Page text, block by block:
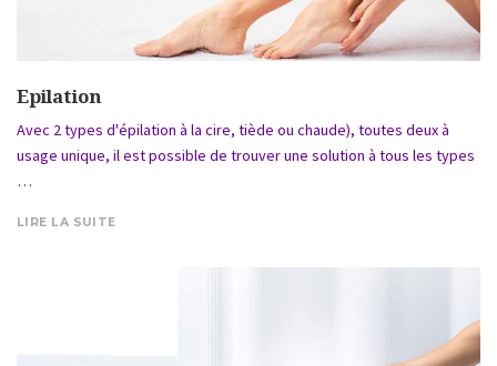
Epilation
Avec 2 types d'épilation à la cire, tiède ou chaude), toutes deux à
usage unique, il est possible de trouver une solution à tous les types
…
LIRE LA SUITE